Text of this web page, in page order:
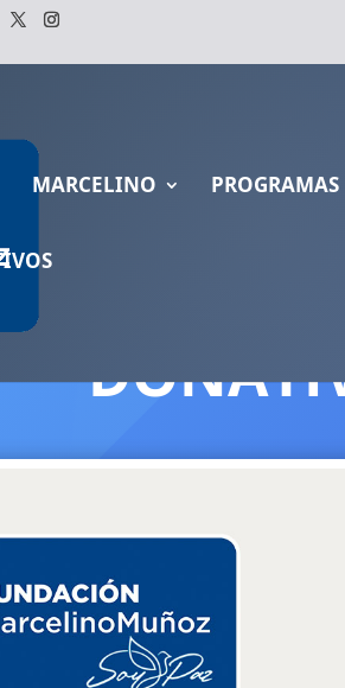
MARCELINO PROGRAMAS